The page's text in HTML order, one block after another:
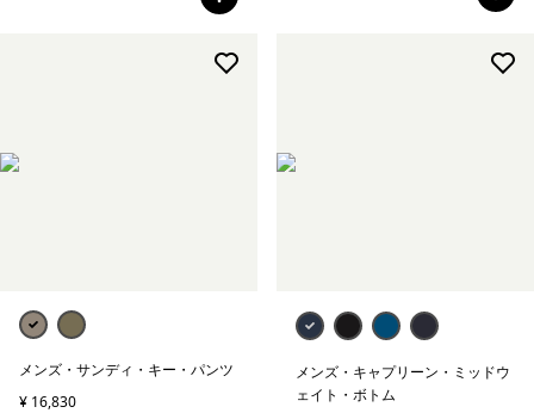
メンズ・サンディ・キー・パンツ
¥ 16,830
メンズ・キャプリーン・ミッドウ
ェイト・ボトム